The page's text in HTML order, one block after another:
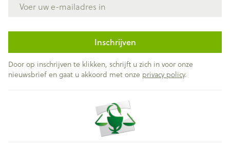
Inschrijven
Door op inschrijven te klikken, schrijft u zich in voor onze
nieuwsbrief en gaat u akkoord met onze privacy policy.